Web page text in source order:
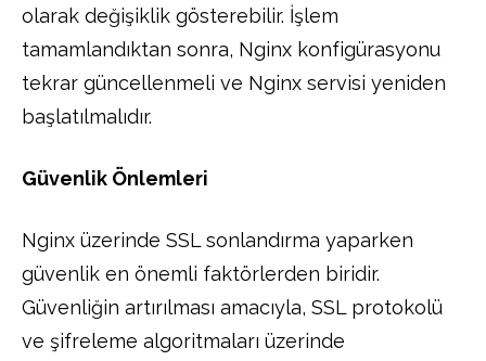
olarak değişiklik gösterebilir. İşlem
tamamlandıktan sonra, Nginx konfigürasyonu
tekrar güncellenmeli ve Nginx servisi yeniden
başlatılmalıdır.
Güvenlik Önlemleri
Nginx üzerinde SSL sonlandırma yaparken
güvenlik en önemli faktörlerden biridir.
Güvenliğin artırılması amacıyla, SSL protokolü
ve şifreleme algoritmaları üzerinde